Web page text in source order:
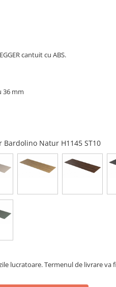
cantuit cu ABS.
36 mm
Bardolino Natur H1145 ST10
lucratoare. Termenul de livrare